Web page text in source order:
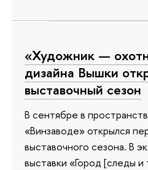
«Художник —
дизайна Вышки
выставочный сезон
В сентябре в
«Винзаводе» открылся
выставочного сезона. В
выставки «Город [следы